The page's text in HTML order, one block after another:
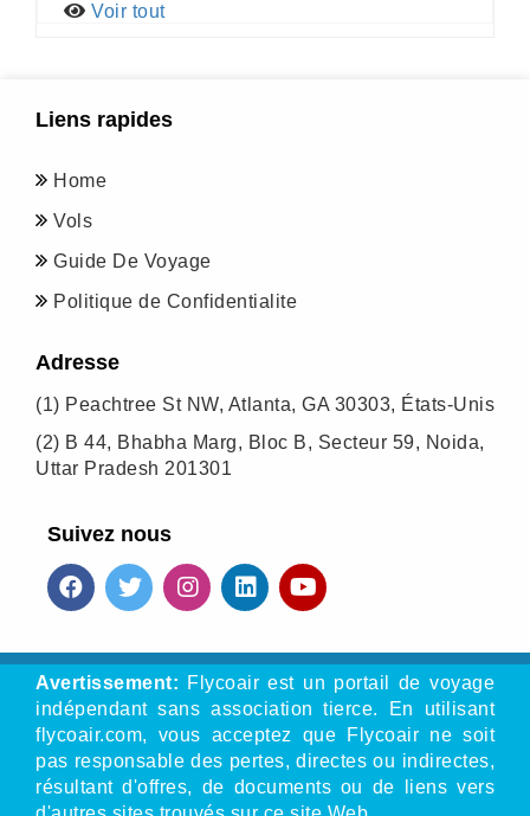
Voir tout
Liens rapides
Home
Vols
Guide De Voyage
Politique de Confidentialite
Adresse
(1) Peachtree St NW, Atlanta, GA 30303, États-Unis
(2) B 44, Bhabha Marg, Bloc B, Secteur 59, Noida,
Uttar Pradesh 201301
Suivez nous
Avertissement: Flycoair est un portail de voyage
indépendant sans association tierce. En utilisant
flycoair.com, vous acceptez que Flycoair ne soit
pas responsable des pertes, directes ou indirectes,
résultant d'offres, de documents ou de liens vers